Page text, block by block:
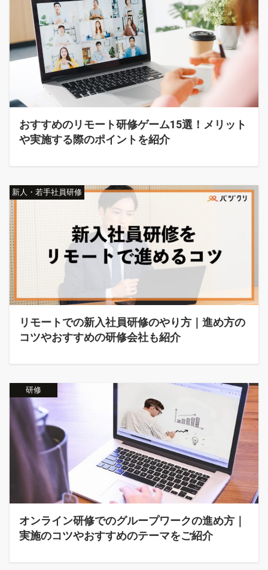
おすすめのリモート研修ゲーム15選！メリット
や実施する際のポイントを紹介
新人・若手社員研修
リモートでの新入社員研修のやり方｜進め方の
コツやおすすめの研修会社も紹介
研修
オンライン研修でのグループワークの進め方｜
実施のコツやおすすめのテーマをご紹介